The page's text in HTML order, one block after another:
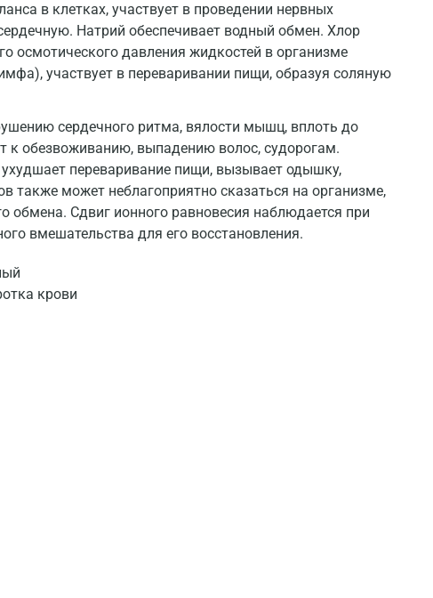
в клетках, участвует в проведении нервных
Натрий обеспечивает водный обмен. Хлор
осмотического давления жидкостей в организме
участвует в переваривании пищи, образуя соляную
сердечного ритма, вялости мышц, вплоть до
к обезвоживанию, выпадению волос, судорогам.
переваривание пищи, вызывает одышку,
также может неблагоприятно сказаться на организме,
обмена. Сдвиг ионного равновесия наблюдается при
вмешательства для его восстановления.
крови